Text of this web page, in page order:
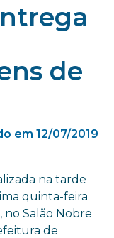
de
em 12/07/2019
na tarde
quinta-feira
no Salão Nobre
de